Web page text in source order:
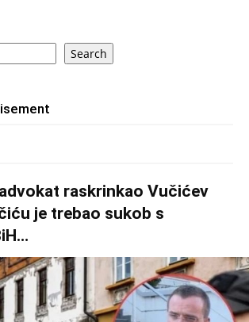
Search
raskrinkao Vučićev
je trebao sukob s